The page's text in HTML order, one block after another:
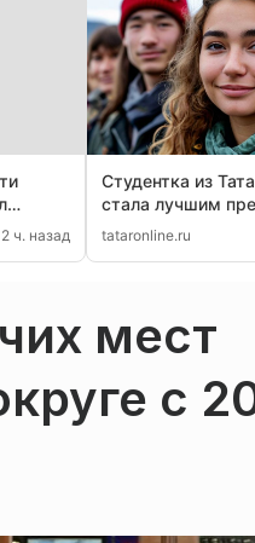
2 ч. назад
Студентка из
стала лучшим
секретарем
tataronline.ru
мест
с